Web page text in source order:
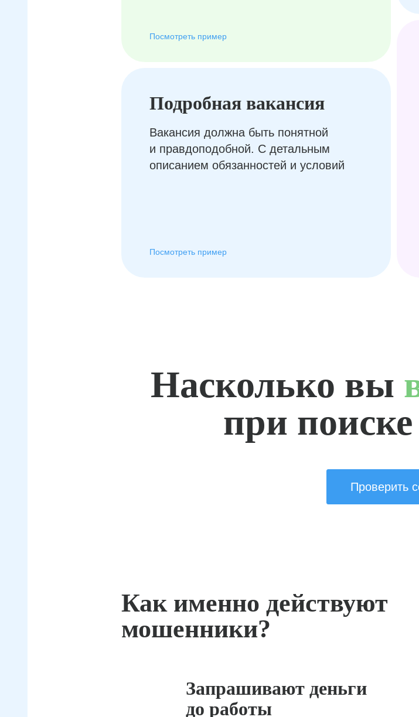
Посмотреть пример
Подробная вакансия
Вакансия должна быть понятной
и правдоподобной. С детальным
описанием обязанностей и условий
Посмотреть пример
Насколько вы
при
Проверить
Как именно действуют
мошенники?
Запрашивают деньги
до работы